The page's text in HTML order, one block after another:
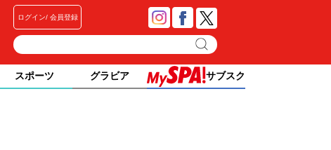
ログイン 会員登録
スポーツ グラビア サブスク